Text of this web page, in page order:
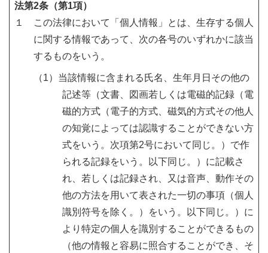
法第2条（第1項）
１ この法律において「個人情報」とは、生存する個人
に関する情報であって、次の各号のいずれかに該当
するものをいう。
（1）当該情報に含まれる氏名、生年月日その他の
記述等（文書、図画若しくは電磁的記録（電
磁的方式（電子的方式、磁気的方式その他人
の知覚によっては認識することができない方
式をいう。次項第2号において同じ。）で作
られる記録をいう。以下同じ。）に記載さ
れ、若しくは記録され、又は音声、動作その
他の方法を用いて表された一切の事項（個人
識別符号を除く。）をいう。以下同じ。）に
より特定の個人を識別することができるもの
（他の情報と容易に照合することができ、そ